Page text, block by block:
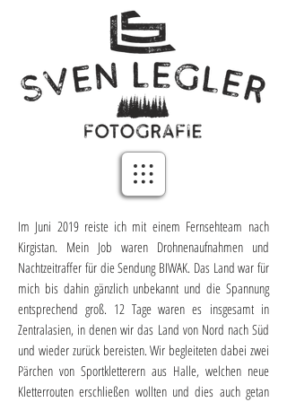
Im Juni 2019 reiste ich mit einem Fernsehteam nach
Kirgistan. Mein Job waren Drohnenaufnahmen und
Nachtzeitraffer für die Sendung BIWAK. Das Land war für
mich bis dahin gänzlich unbekannt und die Spannung
entsprechend groß. 12 Tage waren es insgesamt in
Zentralasien, in denen wir das Land von Nord nach Süd
und wieder zurück bereisten. Wir begleiteten dabei zwei
Pärchen von Sportkletterern aus Halle, welchen neue
Kletterrouten erschließen wollten und dies auch getan